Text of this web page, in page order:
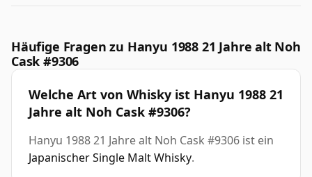
Häufige Fragen zu Hanyu 1988 21 Jahre alt Noh
Cask #9306
Welche Art von Whisky ist Hanyu 1988 21
Jahre alt Noh Cask #9306?
Hanyu 1988 21 Jahre alt Noh Cask #9306 ist ein
Japanischer Single Malt Whisky.